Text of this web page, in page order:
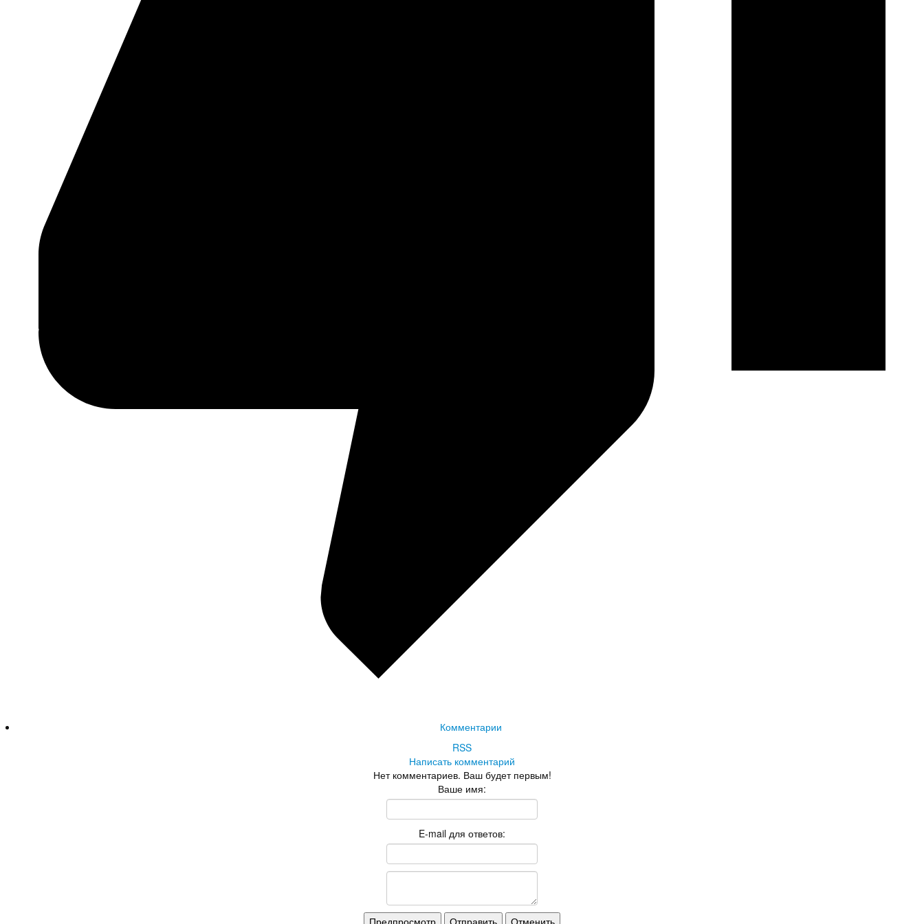
Комментарии
RSS
Написать комментарий
Нет комментариев. Ваш будет первым!
Ваше имя:
E-mail для ответов: